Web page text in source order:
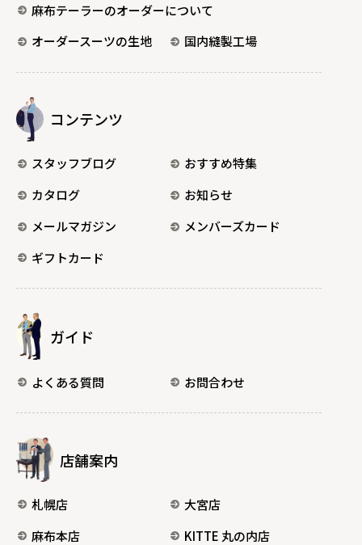
麻布テーラーのオーダーについて
オーダースーツの生地
国内縫製工場
コンテンツ
スタッフブログ
おすすめ特集
カタログ
お知らせ
メールマガジン
メンバーズカード
ギフトカード
ガイド
よくある質問 お問合わせ
店舗案内
札幌店
大宮店
麻布本店
KITTE 丸の内店